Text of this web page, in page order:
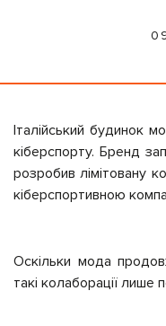
Італійський будинок
кіберспорту. Бренд
розробив лімітовану
кіберспортивною
Оскільки мода
такі колаборації лише